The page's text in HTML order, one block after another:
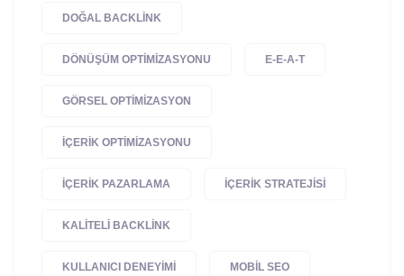
DOĞAL BACKLINK
DÖNÜŞÜM OPTIMIZASYONU E-E-A-T
GÖRSEL OPTIMIZASYON
IÇERIK OPTIMIZASYONU
IÇERIK PAZARLAMA IÇERIK STRATEJISI
KALITELI BACKLINK
KULLANICI DENEYIMI MOBIL SEO